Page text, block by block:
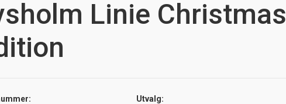
Linie Christmas
Utvalg: